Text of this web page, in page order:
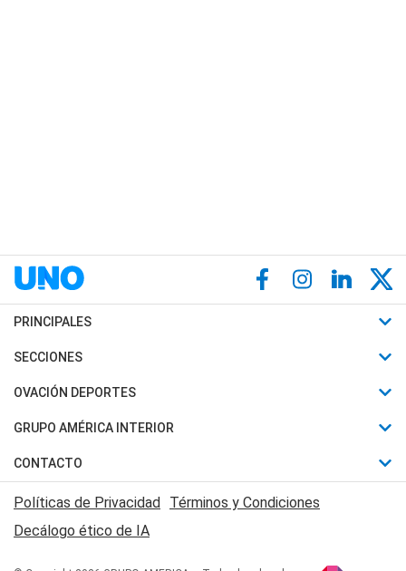
PRINCIPALES
Últimas Noticias
Política
Judiciales
Economia
SECCIONES
Horóscopo
Motores
Trucos caseros
Series y Películas
Edictos y Solicitadas
OVACIÓN DEPORTES
Fútbol
Mundial
Automovilismo
Rugby
GRUPO AMÉRICA INTERIOR
Canal 7 en Vivo
CONTACTO
Acerca de Nosotros
Contactanos
Políticas de Privacidad Términos y Condiciones
Decálogo ético de IA